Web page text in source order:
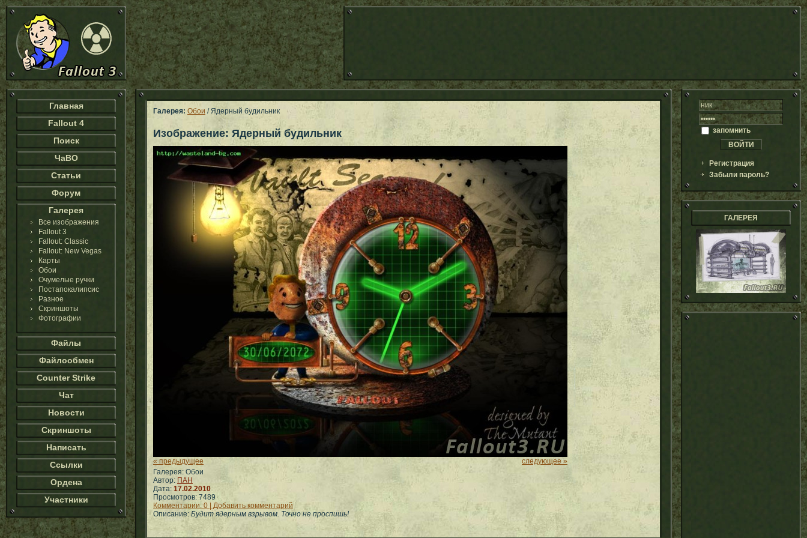
Главная
Fallout 4
Поиск
ЧаВО
Статьи
Форум
Галерея
Все изображения
Fallout 3
Fallout: Classic
Fallout: New Vegas
Карты
Обои
Очумелые ручки
Постапокалипсис
Разное
Скриншоты
Фотографии
Файлы
Файлообмен
Counter Strike
Чат
Новости
Скриншоты
Написать
Ссылки
Ордена
Участники
Галерея: Обои / Ядерный будильник
Изображение: Ядерный будильник
« предыдущее
следующее »
Галерея: Обои
Автор: ПАН
Дата: 17.02.2010
Просмотров: 7489
Комментарии: 0 | Добавить комментарий
Описание: Будит ядерным взрывом. Точно не проспишь!
запомнить
Регистрация
Забыли пароль?
ГАЛЕРЕЯ